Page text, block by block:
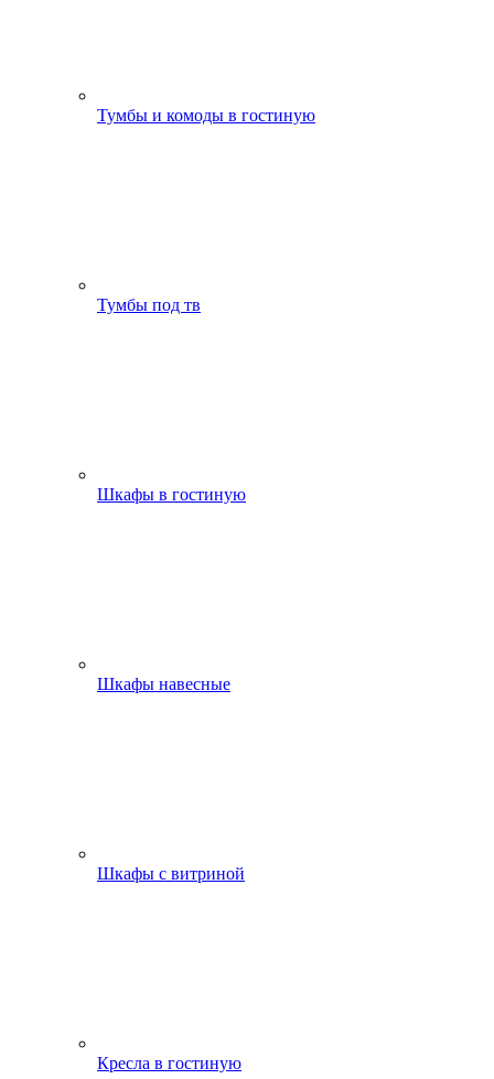
Тумбы и комоды в гостиную
Тумбы под тв
Шкафы в гостиную
Шкафы навесные
Шкафы с витриной
Кресла в гостиную